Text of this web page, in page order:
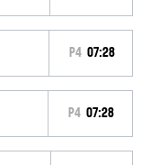
P4 07:28
P4 07:28